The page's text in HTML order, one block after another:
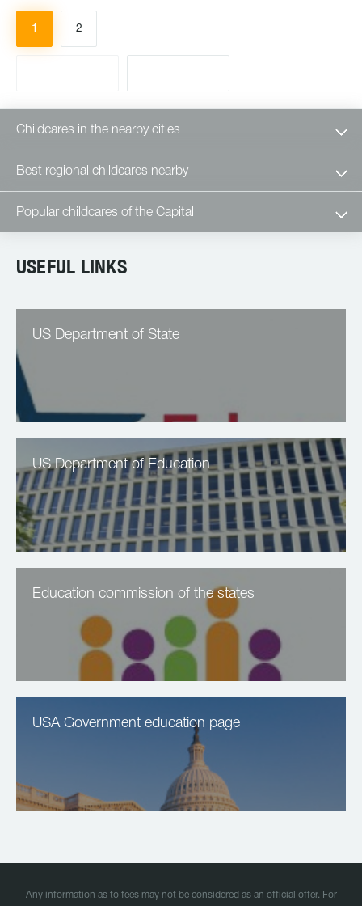
1 2
Childcares in the nearby cities
Best regional childcares nearby
Popular childcares of the Capital
USEFUL LINKS
US Department of State
US Department of Education
Education commission of the states
USA Government education page
Any information as to fees may not be considered as an official offer. For